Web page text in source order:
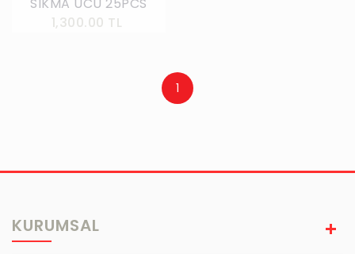
1,300.00 TL
1
KURUMSAL